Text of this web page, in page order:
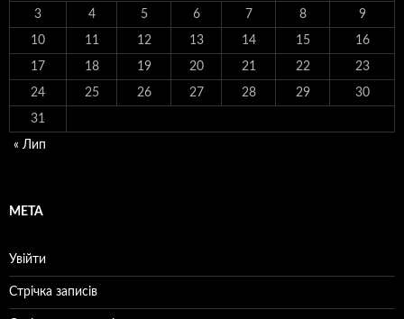
3 4 5 6 7 8 9
10 11 12 13 14 15 16
17 18 19 20 21 22 23
24 25 26 27 28 29 30
31
« Лип
МЕТА
Увійти
Стрічка записів